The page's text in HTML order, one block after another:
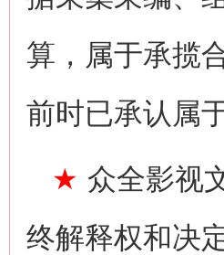
算，属于承揽
前时已承认属
★ 众全影视
终解释权和决